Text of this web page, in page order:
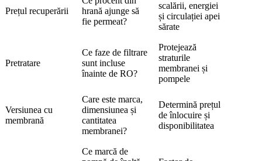
Prețul recuperării
hrană ajunge să
fie permeat?
scalării, energiei
și circulației apei
sărate
Pretratare
Ce faze de filtrare
sunt incluse
înainte de RO?
Protejează
straturile
membranei și
pompele
Versiunea cu
membrană
Care este marca,
dimensiunea și
cantitatea
membranei?
Determină prețul
de înlocuire și
disponibilitatea
Ce marcă de